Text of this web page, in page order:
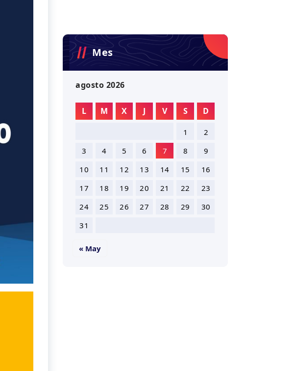
Mes
agosto 2026
L M X J V S D
1
2
3
4 5 6 7 8
9
10
11 12 13 14 15
16
17
18 19 20 21 22
23
24
25 26 27 28 29
30
31
« May